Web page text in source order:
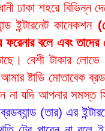
ঢাকা শহরে
ইন্টারনেট কানেকশন
বলে এবং তাদের
বেশী টাকার
ষ্টাডি মোতাবেক
না যদি আপনার সমস্ত
(তার) এর